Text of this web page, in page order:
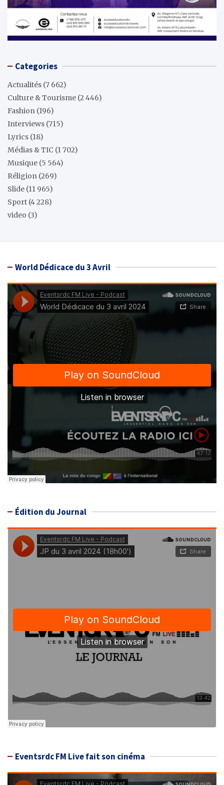
Categories
Actualités (7 662)
Culture & Tourisme (2 446)
Fashion (196)
Interviews (715)
Lyrics (18)
Médias & TIC (1 702)
Musique (5 564)
Réligion (269)
Slide (11 965)
Sport (4 228)
video (3)
World Dédicace du 3 Avril
Édition du Journal
Eventsrdc FM Live fait son cinéma